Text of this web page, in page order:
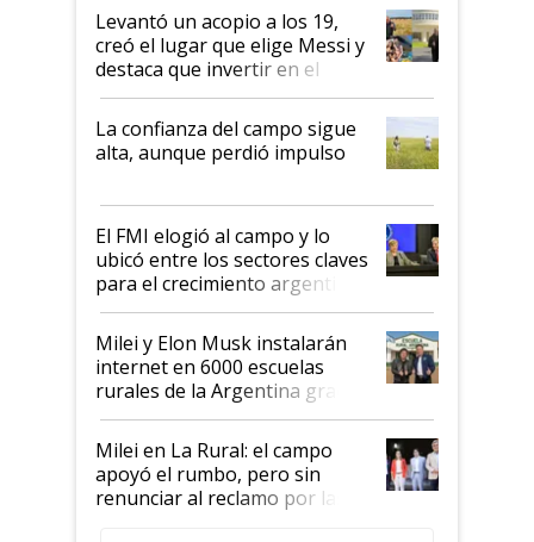
Levantó un acopio a los 19,
creó el lugar que elige Messi y
destaca que invertir en el
kirchnerismo era como "darle
plata a un hijo para droga":
Juan Félix Rossetti, el libertario
que de una dura crisis salió
de Milei
La confianza del campo sigue
alta, aunque perdió impulso
El FMI elogió al campo y lo
ubicó entre los sectores claves
para el crecimiento argentino
Milei y Elon Musk instalarán
internet en 6000 escuelas
rurales de la Argentina gracias
a un acuerdo con Starlink
Milei en La Rural: el campo
apoyó el rumbo, pero sin
renunciar al reclamo por las